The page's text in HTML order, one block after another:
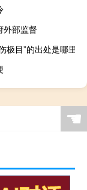
外部监督
极目”的出处是哪里
☚